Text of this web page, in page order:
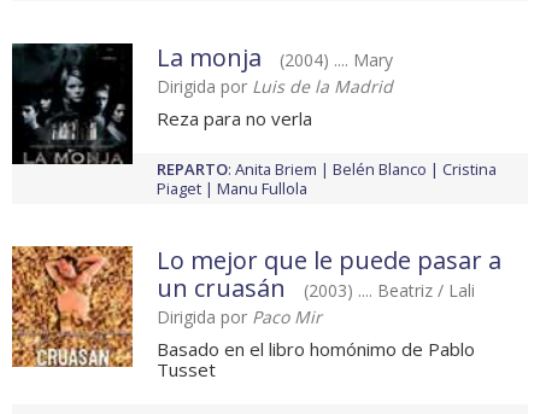
La monja
(2004) .... Mary
Dirigida por Luis de la Madrid
Reza para no verla
REPARTO: Anita Briem Belén Blanco
Cristina
Piaget
Manu Fullola
Lo mejor que le puede pasar a
un cruasán
(2003) .... Beatriz / Lali
Dirigida por Paco Mir
Basado en el libro homónimo de Pablo
Tusset